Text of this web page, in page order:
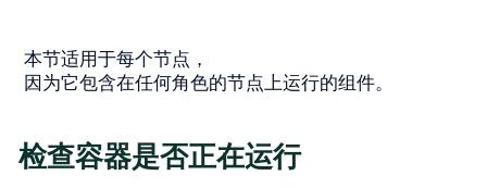
本节适用于每个节点，
因为它包含在任何角色的节点上运行的组件。
检查容器是否正在运行